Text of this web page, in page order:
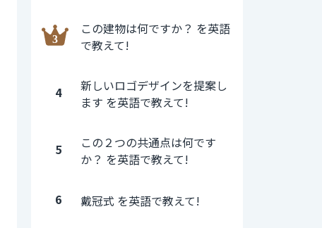
この建物は何ですか？ を英語
で教えて!
4
新しいロゴデザインを提案し
ます を英語で教えて!
5
この２つの共通点は何です
か？ を英語で教えて!
6 戴冠式 を英語で教えて!